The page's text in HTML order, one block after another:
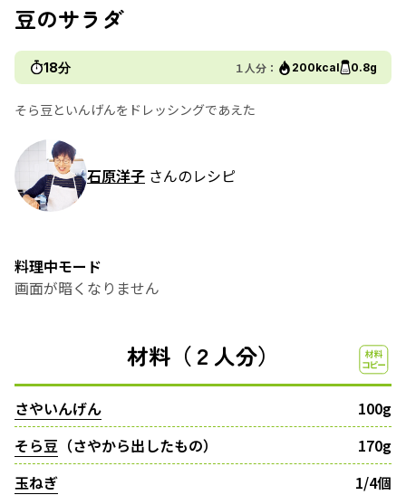
豆のサラダ
18分 １人分： 200kcal 0.8g
そら豆といんげんをドレッシングであえた
石原洋子 さんのレシピ
料理中モード
画面が暗くなりません
材料（２人分）
さやいんげん
100g
そら豆 （さやから出したもの）
170g
玉ねぎ
1/4個